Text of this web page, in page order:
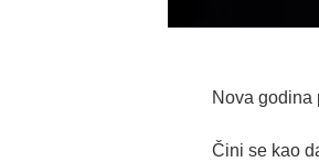
Nova godina
Čini se kao